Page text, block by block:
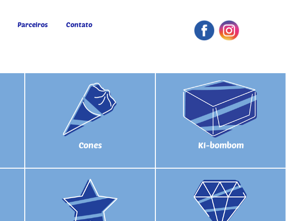
Parceiros Contato
Cones Ki-bombom